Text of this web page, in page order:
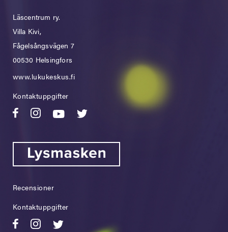
Läscentrum ry.
Villa Kivi,
Fågelsångsvägen 7
00530 Helsingfors
www.lukukeskus.fi
Kontaktuppgifter
Recensioner
Kontaktuppgifter